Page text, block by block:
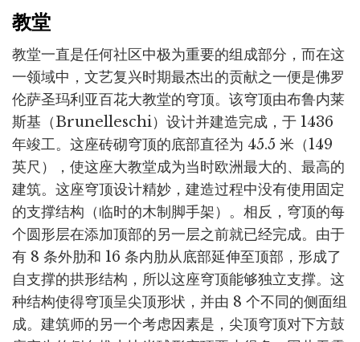
教堂
教堂一直是任何社区中极为重要的组成部分，而在这
一领域中，文艺复兴时期最杰出的贡献之一便是佛罗
伦萨圣玛利亚百花大教堂的穹顶。该穹顶由布鲁内莱
斯基（Brunelleschi）设计并建造完成，于 1436
年竣工。这座砖砌穹顶的底部直径为 45.5 米（149
英尺），使这座大教堂成为当时欧洲最大的、最高的
建筑。这座穹顶设计精妙，建造过程中没有使用固定
的支撑结构（临时的木制脚手架）。相反，穹顶的每
个圆形层在添加顶部的另一层之前就已经完成。由于
有 8 条外肋和 16 条内肋从底部延伸至顶部，形成了
自支撑的拱形结构，所以这座穹顶能够独立支撑。这
种结构使得穹顶呈尖顶形状，并由 8 个不同的侧面组
成。建筑师的另一个考虑因素是，尖顶穹顶对下方鼓